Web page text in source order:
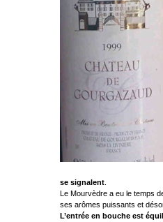
se signalent.
Le Mourvèdre a eu le temps
ses arômes puissants et
L’entrée en bouche est